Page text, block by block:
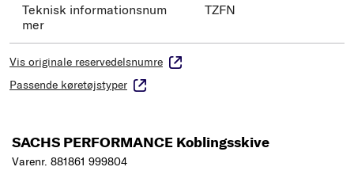
Teknisk informationsnum
mer
TZFN
Vis originale reservedelsnumre
Passende køretøjstyper
SACHS PERFORMANCE Koblingsskive
Varenr. 881861 999804